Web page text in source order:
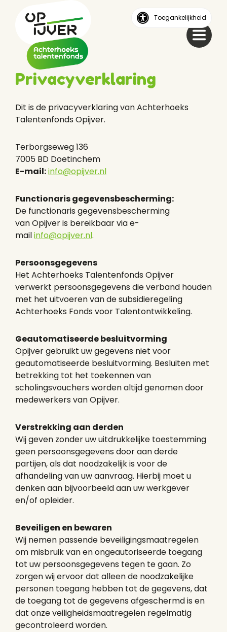
Over ons
Stappenplan
Zakelijk
Zij-instromers
Intake pilot
Meld je aan
Het verhaal van Opijver
Verhalen
Servicepunt Techniek
Voorwaarden
Volop kansen in de Achterhoek. Vraag
nu de scholingsvoucher aan en kom
verder.
info@opijver.nl
Toegankelijkheid
Privacyverklaring
Dit is de privacyverklaring van Achterhoeks
Talentenfonds Opijver.
Terborgseweg 136
7005 BD Doetinchem
E-mail:info@opijver.nl
Functionaris gegevensbescherming:
De functionaris gegevensbescherming
van Opijver is bereikbaar via e-
mailinfo@opijver.nl.
Persoonsgegevens
Het Achterhoeks Talentenfonds Opijver
verwerkt persoonsgegevens die verband houden
met het uitvoeren van de subsidieregeling
Achterhoeks Fonds voor Talentontwikkeling.
Geautomatiseerde besluitvorming
Opijver gebruikt uw gegevens niet voor
geautomatiseerde besluitvorming. Besluiten met
betrekking tot het toekennen van
scholingsvouchers worden altijd genomen door
medewerkers van Opijver.
Verstrekking aan derden
Wij geven zonder uw uitdrukkelijke toestemming
geen persoonsgegevens door aan derde
partijen, als dat noodzakelijk is voor de
afhandeling van uw aanvraag. Hierbij moet u
denken aan bijvoorbeeld aan uw werkgever
en/of opleider.
Beveiligen en bewaren
Wij nemen passende beveiligingsmaatregelen
om misbruik van en ongeautoriseerde toegang
tot uw persoonsgegevens tegen te gaan. Zo
zorgen wij ervoor dat alleen de noodzakelijke
personen toegang hebben tot de gegevens, dat
de toegang tot de gegevens afgeschermd is en
dat onze veiligheidsmaatregelen regelmatig
gecontroleerd worden.